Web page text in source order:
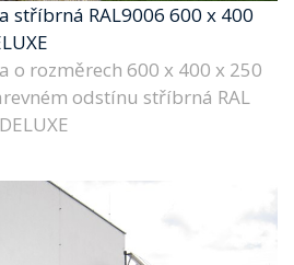
stříbrná RAL9006 600 x 400
o rozměrech 600 x 400 x 250
odstínu stříbrná RAL